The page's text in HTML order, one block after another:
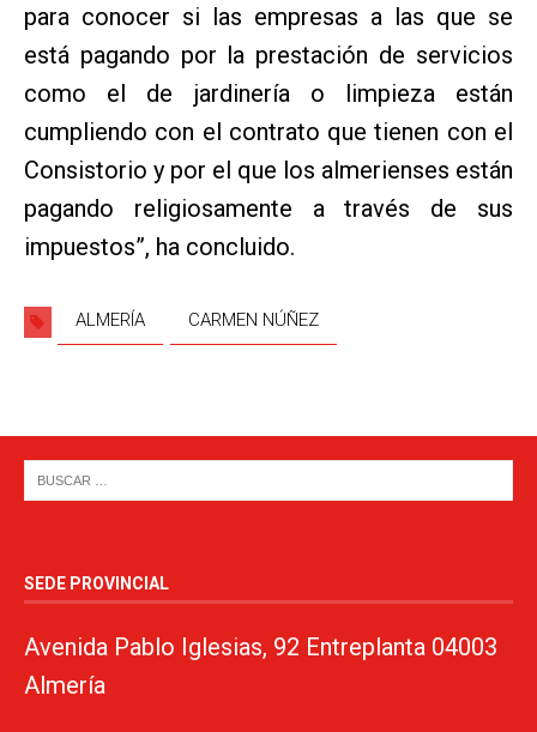
para conocer si las empresas a las que se
está pagando por la prestación de servicios
como el de jardinería o limpieza están
cumpliendo con el contrato que tienen con el
Consistorio y por el que los almerienses están
pagando religiosamente a través de sus
impuestos”, ha concluido.
ALMERÍA CARMEN NÚÑEZ
SEDE PROVINCIAL
Avenida Pablo Iglesias, 92 Entreplanta 04003
Almería